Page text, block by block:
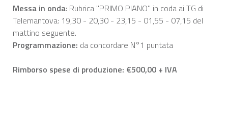
Messa in onda: Rubrica "PRIMO PIANO" in coda ai TG di
Telemantova: 19,30 - 20,30 - 23,15 - 01,55 - 07,15 del
mattino seguente.
Programmazione: da concordare N°1 puntata
Rimborso spese di produzione: €500,00 + IVA